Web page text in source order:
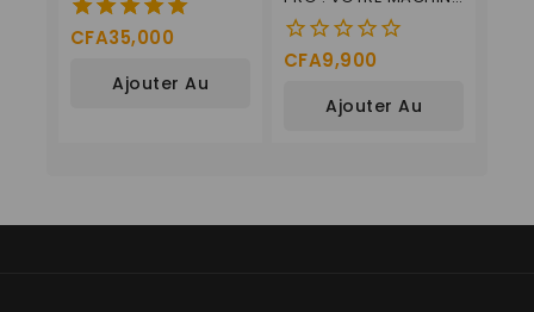
5.00
CFA35,000
Ajouter Au
À PROSPECTS
0
CFA9,900
Ajouter Au